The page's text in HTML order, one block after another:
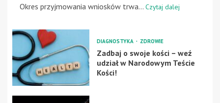
Okres przyjmowania wniosków trwa... Czytaj dalej
DIAGNOSTYKA ZDROWIE
Zadbaj o swoje kości – weź
udział w Narodowym Teście
Kości!